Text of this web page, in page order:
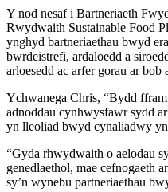
Y nod nesaf i Bartneriaeth
Rwydwaith Sustainable Food
ynghyd bartneriaethau bwyd
bwrdeistrefi, ardaloedd a
arloesedd ac arfer gorau ar
Ychwanega Chris, “Bydd
adnoddau cynhwysfawr sydd
yn lleoliad bwyd cynaliadwy
“Gyda rhwydwaith o aelodau
genedlaethol, mae cefnogaeth
sy’n wynebu partneriaethau